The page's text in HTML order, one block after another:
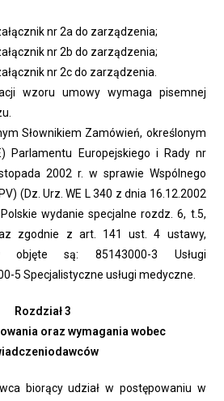
nr 2a do zarządzenia;
nr 2b do zarządzenia;
nr 2c do zarządzenia.
wzoru umowy wymaga pisemnej
Słownikiem Zamówień, określonym
Parlamentu Europejskiego i Rady nr
2002 r. w sprawie Wspólnego
(Dz. Urz. WE L 340 z dnia 16.12.2002
wydanie specjalne rozdz. 6, t.5,
zgodnie z art. 141 ust. 4 ustawy,
objęte są: 85143000-3 Usługi
5 Specjalistyczne usługi medyczne.
Rozdział 3
oraz wymagania wobec
biorący udział w postępowaniu w